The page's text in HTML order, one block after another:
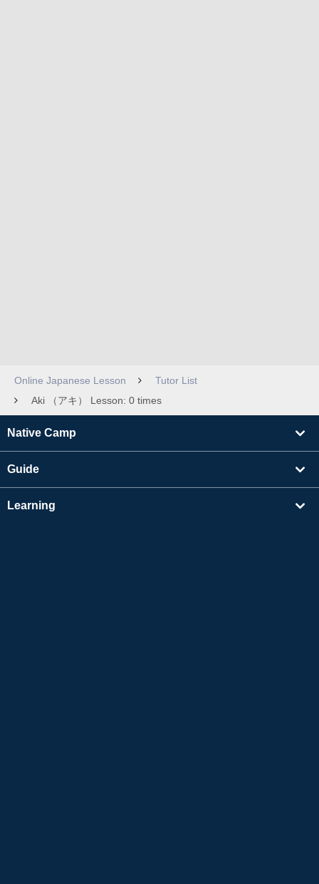
Online Japanese Lesson
Tutor List
Aki （アキ） Lesson: 0 times
Native Camp
Guide
Learning